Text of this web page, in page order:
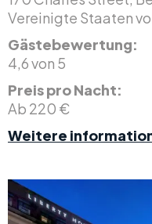
Vereinigte Staaten
Gästebewertung:
4,6 von 5
Preis pro Nacht:
Ab 220 €
Weitere